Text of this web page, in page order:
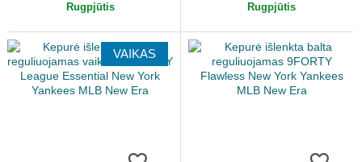
Rugpjūtis
Rugpjūtis
VAIKAS